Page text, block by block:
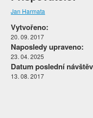
Jan Harmata
Vytvořeno:
20. 09. 2017
Naposledy upraveno:
23. 04. 2025
Datum poslední
13. 08. 2017